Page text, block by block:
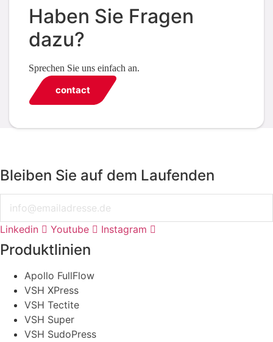
Haben Sie Fragen
dazu?
Sprechen Sie uns einfach an.
contact
Bleiben Sie auf dem Laufenden
Linkedin Youtube Instagram
Produktlinien
Apollo FullFlow
VSH XPress
VSH Tectite
VSH Super
VSH SudoPress